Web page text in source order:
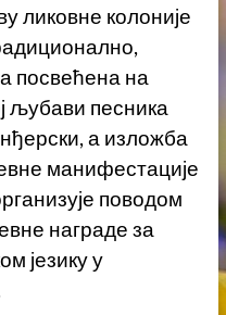
ликовне колоније
посвећена на
љубави песника
а изложба
манифестације
поводом
награде за
језику у